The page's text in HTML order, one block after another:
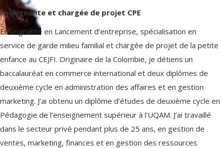
Enseignante et chargée de projet CPE
Enseignante en Lancement d’entreprise, spécialisation en
service de garde milieu familial et chargée de projet de la petite
enfance au CEJFI. Originaire de la Colombie, je détiens un
baccalauréat en commerce international et deux diplômes de
deuxième cycle en administration des affaires et en gestion
marketing. J’ai obtenu un diplôme d’études de deuxième cycle en
Pédagogie de l’enseignement supérieur à l’UQAM. J’ai travaillé
dans le secteur privé pendant plus de 25 ans, en gestion de
ventes, marketing, finances et en gestion des ressources